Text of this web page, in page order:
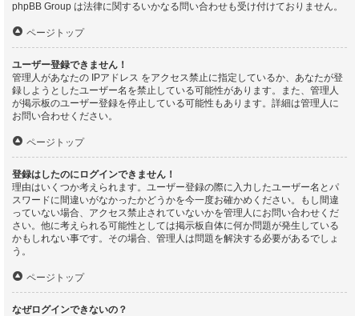
phpBB Group は法律に関するいかなる問い合わせも受け付けておりません。
ページトップ
ユーザー登録できません！
管理人があなたの IPアドレス をアクセス禁止に指定しているか、あなたが登
録しようとしたユーザー名を禁止している可能性があります。また、管理人
が掲示板のユーザー登録を停止している可能性もあります。詳細は管理人に
お問い合わせください。
ページトップ
登録はしたのにログインできません！
理由はいくつか考えられます。ユーザー登録の際に入力したユーザー名とパ
スワードに間違いがなかったかどうかを今一度お確かめください。もし間違
っていない場合、アクセス禁止されていないかを管理人にお問い合わせくだ
さい。他に考えられる可能性としては掲示板自体に何か問題が発生している
かもしれない事です。その場合、管理人は問題を解決する必要があるでしょ
う。
ページトップ
なぜログインできないの？